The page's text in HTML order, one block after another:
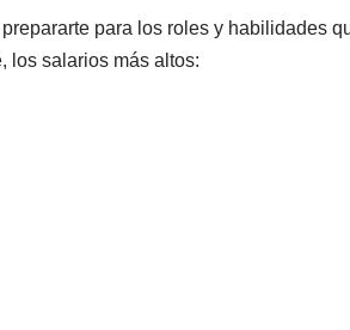
para los roles y habilidades
los salarios más altos: